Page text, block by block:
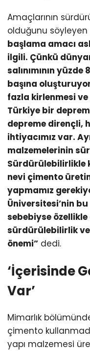
Amaçlarının
olduğunu söyleyen
başlama amacı
ilgili. Çünkü
salınımının
başına
fazla kirlenmesi
Türkiye bir
depreme dirençli,
ihtiyacımız var.
malzemelerinin
Sürdürülebilirlikle
nevi çimento
yapmamız
Üniversitesi’nin
sebebiyse
sürdürülebilirlik
önemi” dedi.
‘İçerisinde
Var’
Mimarlık
çimento
yapı malzemesi